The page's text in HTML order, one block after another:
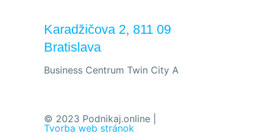
Karadžičova 2, 811 09
Bratislava
Business Centrum Twin City A
© 2023 Podnikaj.online |
Tvorba web stránok